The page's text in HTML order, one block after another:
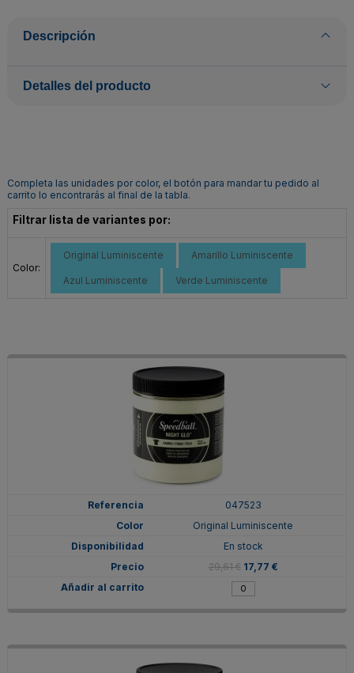
Descripción
Detalles del producto
Completa las unidades por color, el botón para mandar tu pedido al
carrito lo encontrarás al final de la tabla.
Filtrar lista de variantes por:
Color:
Original Luminiscente Amarillo Luminiscente
Azul Luminiscente Verde Luminiscente
047523
Original Luminiscente
En stock
29,61 € 17,77 €